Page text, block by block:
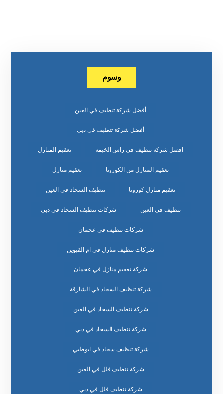
وسوم
أفضل شركة تنظيف في العين
أفضل شركة تنظيف في دبي
افضل شركة تنظيف في راس الخيمة تعقيم المنازل
تعقيم المنازل من الكورونا تعقيم منازل
تعقيم منازل كورونا تنظيف السجاد في العين
تنظيف في العين شركات تنظيف السجاد في دبي
شركات تنظيف في عجمان
شركات تنظيف منازل في ام القيوين
شركة تعقيم منازل في عجمان
شركة تنظيف السجاد في الشارقة
شركة تنظيف السجاد في العين
شركة تنظيف السجاد في دبي
شركة تنظيف سجاد في ابوظبي
شركة تنظيف فلل في العين
شركة تنظيف فلل في دبي